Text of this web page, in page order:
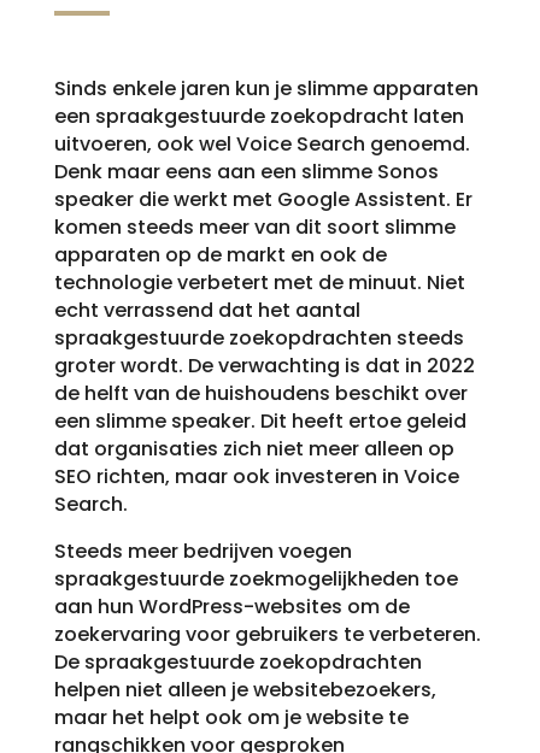
Sinds enkele jaren kun je slimme apparaten
een spraakgestuurde zoekopdracht laten
uitvoeren, ook wel Voice Search genoemd.
Denk maar eens aan een slimme Sonos
speaker die werkt met Google Assistent. Er
komen steeds meer van dit soort slimme
apparaten op de markt en ook de
technologie verbetert met de minuut. Niet
echt verrassend dat het aantal
spraakgestuurde zoekopdrachten steeds
groter wordt. De verwachting is dat in 2022
de helft van de huishoudens beschikt over
een slimme speaker. Dit heeft ertoe geleid
dat organisaties zich niet meer alleen op
SEO richten, maar ook investeren in Voice
Search.
Steeds meer bedrijven voegen
spraakgestuurde zoekmogelijkheden toe
aan hun WordPress-websites om de
zoekervaring voor gebruikers te verbeteren.
De spraakgestuurde zoekopdrachten
helpen niet alleen je websitebezoekers,
maar het helpt ook om je website te
rangschikken voor gesproken